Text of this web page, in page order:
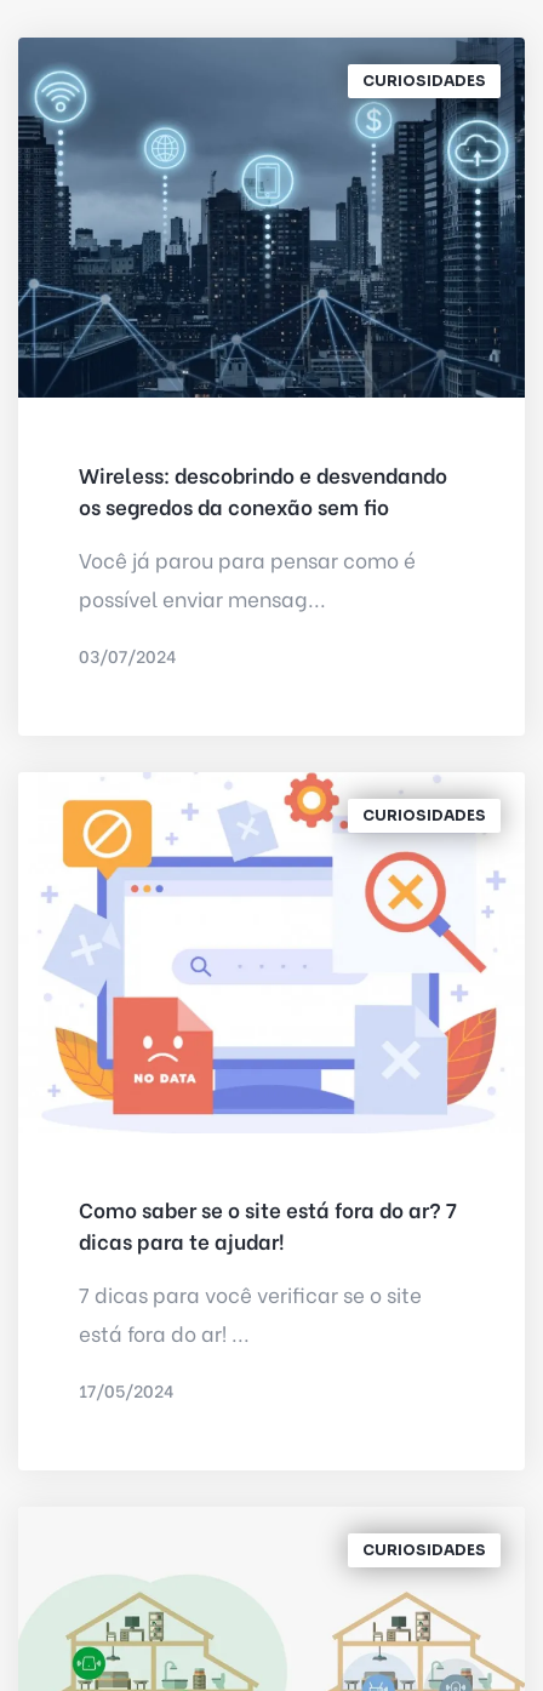
CURIOSIDADES
Wireless: descobrindo e desvendando
os segredos da conexão sem fio
Você já parou para pensar como é
possível enviar mensag...
03/07/2024
CURIOSIDADES
Como saber se o site está fora do ar? 7
dicas para te ajudar!
7 dicas para você verificar se o site
está fora do ar! ...
17/05/2024
CURIOSIDADES